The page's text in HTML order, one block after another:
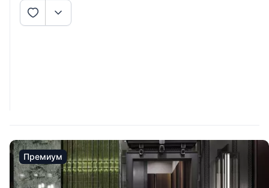
Премиум